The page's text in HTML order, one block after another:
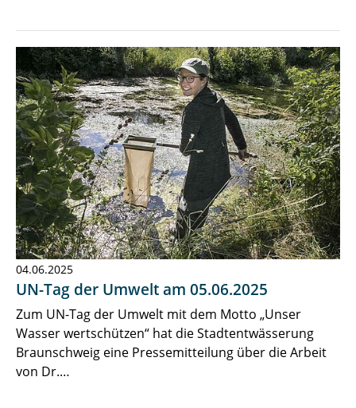
04.06.2025
UN-Tag der Umwelt am 05.06.2025
Zum UN-Tag der Umwelt mit dem Motto „Unser
Wasser wertschützen“ hat die Stadtentwässerung
Braunschweig eine Pressemitteilung über die Arbeit
von Dr.…